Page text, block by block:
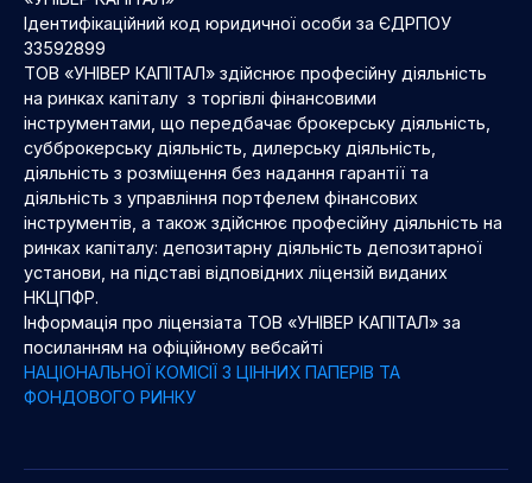
Ідентифікаційний код юридичної особи за ЄДРПОУ
33592899
ТОВ «УНІВЕР КАПІТАЛ» здійснює професійну діяльність
на ринках капіталу з торгівлі фінансовими
інструментами, що передбачає брокерську діяльність,
субброкерську діяльність, дилерську діяльність,
діяльність з розміщення без надання гарантії та
діяльність з управління портфелем фінансових
інструментів, а також здійснює професійну діяльність на
ринках капіталу: депозитарну діяльність депозитарної
установи, на підставі відповідних ліцензій виданих
НКЦПФР.
Інформація про ліцензіата ТОВ «УНІВЕР КАПІТАЛ» за
посиланням на офіційному вебсайті
НАЦІОНАЛЬНОЇ КОМІСІЇ З ЦІННИХ ПАПЕРІВ ТА
ФОНДОВОГО РИНКУ